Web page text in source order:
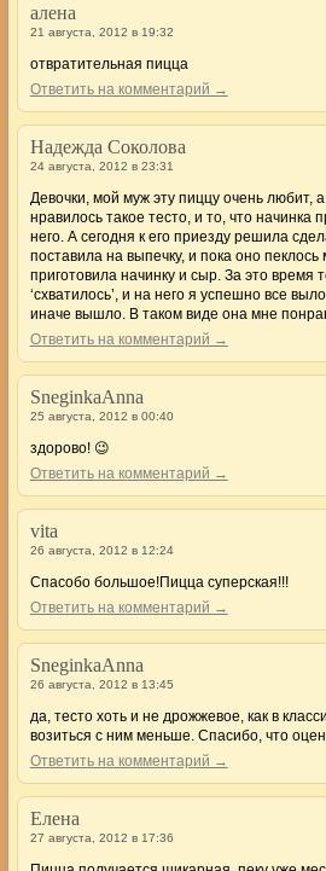
алена
21 августа, 2012 в 19:32
отвратительная пицца
Ответить на комментарий →
Надежда Соколова
24 августа, 2012 в 23:31
Девочки, мой муж эту пиццу очень любит,
нравилось такое тесто, и то, что начинка
него. А сегодня к его приезду решила
поставила на выпечку, и пока оно пеклось
приготовила начинку и сыр. За это время
‘схватилось’, и на него я успешно все
иначе вышло. В таком виде она мне
Ответить на комментарий →
SneginkaAnna
25 августа, 2012 в 00:40
здорово! 😉
Ответить на комментарий →
vita
26 августа, 2012 в 12:24
Спасобо большое!Пицца суперская!!!
Ответить на комментарий →
SneginkaAnna
26 августа, 2012 в 13:45
да, тесто хоть и не дрожжевое, как в
возиться с ним меньше. Спасибо, что
Ответить на комментарий →
Елена
27 августа, 2012 в 17:36